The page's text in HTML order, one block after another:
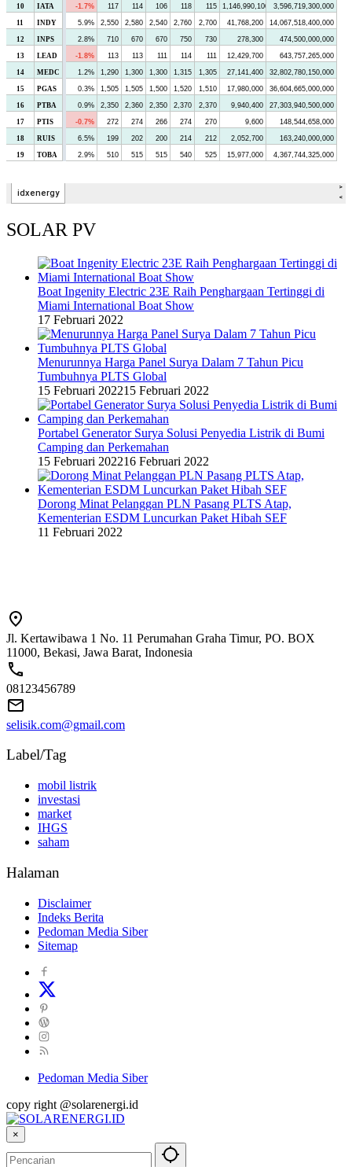
SOLAR PV
Boat Ingenity Electric 23E Raih Penghargaan Tertinggi di
Miami International Boat Show
17 Februari 2022
Menurunnya Harga Panel Surya Dalam 7 Tahun Picu
Tumbuhnya PLTS Global
15 Februari 202215 Februari 2022
Portabel Generator Surya Solusi Penyedia Listrik di Bumi
Camping dan Perkemahan
15 Februari 202216 Februari 2022
Dorong Minat Pelanggan PLN Pasang PLTS Atap,
Kementerian ESDM Luncurkan Paket Hibah SEF
11 Februari 2022
Jl. Kertawibawa 1 No. 11 Perumahan Graha Timur, PO. BOX
11000, Bekasi, Jawa Barat, Indonesia
08123456789
selisik.com@gmail.com
Label/Tag
mobil listrik
investasi
market
IHGS
saham
Halaman
Disclaimer
Indeks Berita
Pedoman Media Siber
Sitemap
Pedoman Media Siber
copy right @solarenergi.id
×